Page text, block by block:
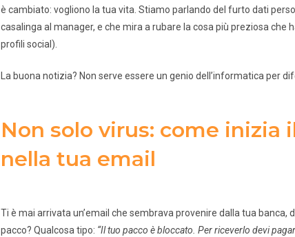
è cambiato: vogliono la tua vita. Stiamo parlando del furto dati
casalinga al manager, e che mira a rubare la cosa più preziosa che
profili social).
La buona notizia? Non serve essere un genio dell’informatica per
Non solo virus: come inizia
nella tua email
Ti è mai arrivata un’email che sembrava provenire dalla tua banca,
pacco? Qualcosa tipo: “Il tuo pacco è bloccato. Per riceverlo devi